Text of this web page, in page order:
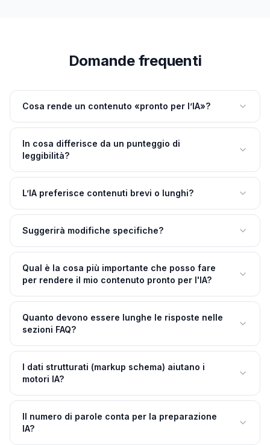
Domande frequenti
Cosa rende un contenuto «pronto per l’IA»?
In cosa differisce da un punteggio di
leggibilità?
L’IA preferisce contenuti brevi o lunghi?
Suggerirà modifiche specifiche?
Qual è la cosa più importante che posso fare
per rendere il mio contenuto pronto per l'IA?
Quanto devono essere lunghe le risposte nelle
sezioni FAQ?
I dati strutturati (markup schema) aiutano i
motori IA?
Il numero di parole conta per la preparazione
IA?